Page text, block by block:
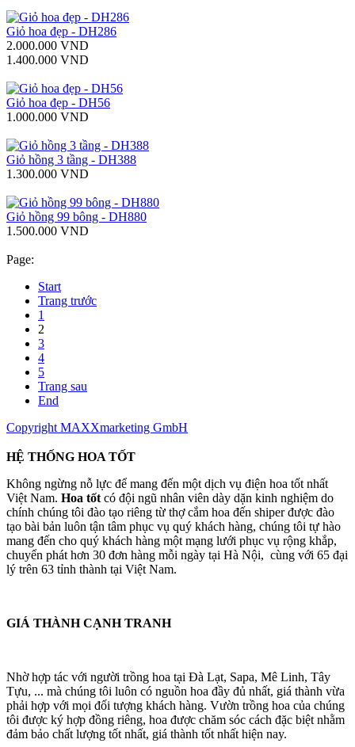
Giỏ hoa đẹp - DH286
2.000.000 VND
1.400.000 VND
Giỏ hoa đẹp - DH56
1.000.000 VND
Giỏ hồng 3 tầng - DH388
1.300.000 VND
Giỏ hồng 99 bông - DH880
1.500.000 VND
Page:
Start
Trang trước
1
2
3
4
5
Trang sau
End
Copyright MAXXmarketing GmbH
HỆ THỐNG HOA TỐT
Không ngừng nỗ lực để mang đến một dịch vụ điện hoa tốt nhất
Việt Nam. Hoa tốt có đội ngũ nhân viên dày dặn kinh nghiệm do
chính chúng tôi đào tạo riêng từ thợ cắm hoa đến shiper được đào
tạo bài bản luôn tận tâm phục vụ quý khách hàng, chúng tôi tự hào
mang đến cho quý khách hàng một mạng lưới phục vụ rộng khắp,
chuyển phát hơn 30 đơn hàng mỗi ngày tại Hà Nội, cùng với 65 đại
lý trên 63 tỉnh thành tại Việt Nam.
GIÁ THÀNH CẠNH TRANH
Nhờ hợp tác với người trồng hoa tại Đà Lạt, Sapa, Mê Linh, Tây
Tựu, ... mà chúng tôi luôn có nguồn hoa đầy đủ nhất, giá thành vừa
phải hợp với mọi đối tượng khách hàng. Vườn trồng hoa của chúng
tôi được ký hợp đồng riêng, hoa được chăm sóc cách đặc biệt nhằm
đảm bảo chất lượng tốt nhất, giá thành tốt nhất hiện nay.